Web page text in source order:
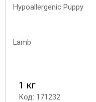
1 кг
Код: 171232